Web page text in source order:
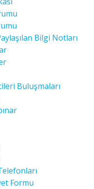
Bilgi Notları
Buluşmaları
Formu